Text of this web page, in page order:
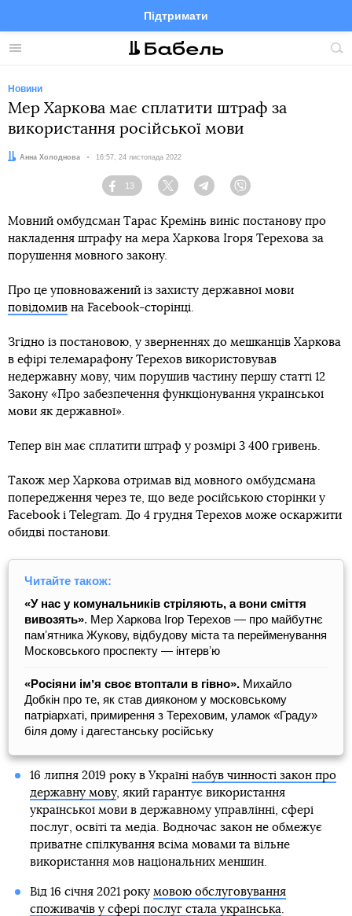
Меню
Підтримати
FacebookTelegramTwitter
Новини
Мер Харкова має сплатити штраф за
використання російської мови
Автор:
Анна Холоднова Дата:
16:57, 24 листопада 2022
Facebook
13
Twitter TelegramViber
Мовний омбудсман Тарас Кремінь виніс постанову про
накладення штрафу на мера Харкова Ігоря Терехова за
порушення мовного закону.
Про це уповноважений із захисту державної мови
повідомив на Facebook-сторінці.
Згідно із постановою, у зверненнях до мешканців Харкова
в ефірі телемарафону Терехов використовував
недержавну мову, чим порушив частину першу статті 12
Закону «Про забезпечення функціонування української
мови як державної».
Тепер він має сплатити штраф у розмірі 3 400 гривень.
Також мер Харкова отримав від мовного омбудсмана
попередження через те, що веде російською сторінки у
Facebook і Telegram. До 4 грудня Терехов може оскаржити
обидві постанови.
Читайте також:
«У нас у комунальників стріляють, а вони сміття
вивозять». Мер Харкова Ігор Терехов — про майбутнє
памʼятника Жукову, відбудову міста та перейменування
Московського проспекту ― інтервʼю
«Росіяни імʼя своє втоптали в гівно». Михайло
Добкін про те, як став дияконом у московському
патріархаті, примирення з Тереховим, уламок «Граду»
біля дому і дагестанську російську
16 липня 2019 року в Україні набув чинності закон про
державну мову, який гарантує використання
української мови в державному управлінні, сфері
послуг, освіті та медіа. Водночас закон не обмежує
приватне спілкування всіма мовами та вільне
використання мов національних меншин.
Від 16 січня 2021 року мовою обслуговування
споживачів у сфері послуг стала українська.